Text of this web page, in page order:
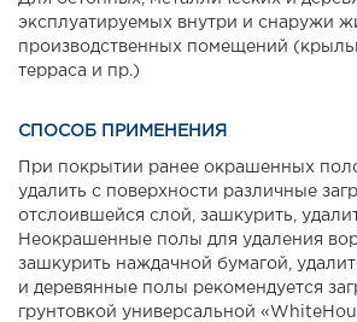
эксплуатируемых внутри и снаружи
производственных помещений
терраса и пр.)
СПОСОБ ПРИМЕНЕНИЯ
При покрытии ранее окрашенных
удалить с поверхности различные
отслоившейся слой, зашкурить,
Неокрашенные полы для удаления
зашкурить наждачной бумагой,
и деревянные полы рекомендуется
грунтовкой универсальной